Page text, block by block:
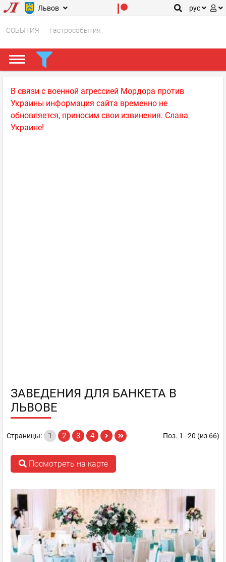
Львов рус
СОБЫТИЯ Гастрособытия
В связи с военной агрессией Мордора против
Украины информация сайта временно не
обновляется, приносим свои извинения. Слава
Украине!
ЗАВЕДЕНИЯ ДЛЯ БАНКЕТА В
ЛЬВОВЕ
Поз. 1–20 (из 66)
Страницы: 1 2 3 4
Посмотреть на карте